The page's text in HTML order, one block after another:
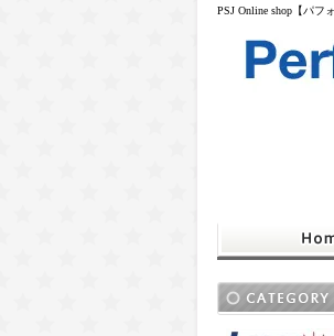
PSJ Online shop【パフ